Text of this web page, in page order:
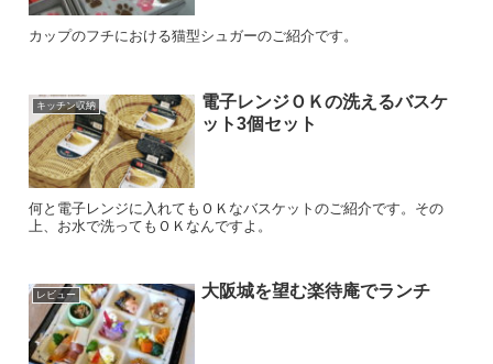
カップのフチにおける猫型シュガーのご紹介です。
キッチン収納
電子レンジＯＫの洗えるバスケ
ット3個セット
何と電子レンジに入れてもＯＫなバスケットのご紹介です。その
上、お水で洗ってもＯＫなんですよ。
レビュー 大阪城を望む楽待庵でランチ